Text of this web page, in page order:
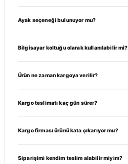
Ayak seçeneği bulunuyor mu?
Bilgisayar koltuğu olarak kullanılabilir mi?
Ürün ne zaman kargoya verilir?
Kargo teslimatı kaç gün sürer?
Kargo firması ürünü kata çıkarıyor mu?
Siparişimi kendim teslim alabilir miyim?